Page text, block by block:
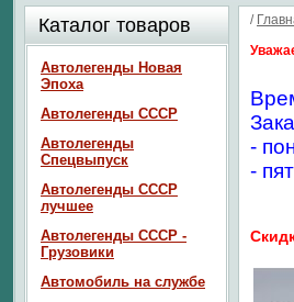
/
-
-
Каталог товаров
Автолегенды Новая
Эпоха
Автолегенды СССР
Автолегенды
Спецвыпуск
Автолегенды СССР
лучшее
Автолегенды СССР -
Грузовики
Автомобиль на службе